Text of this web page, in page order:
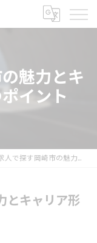
魅力とキ
イント
す岡崎市の魅力とキャリア形成に役立つポイント
とキャリア形